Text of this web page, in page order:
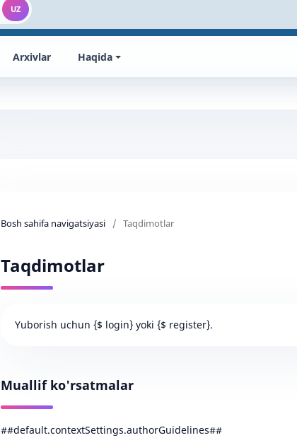
UZ
Arxivlar Haqida
Bosh sahifa navigatsiyasi / Taqdimotlar
Taqdimotlar
Yuborish uchun {$ login} yoki {$ register}.
Muallif ko'rsatmalar
##default.contextSettings.authorGuidelines##